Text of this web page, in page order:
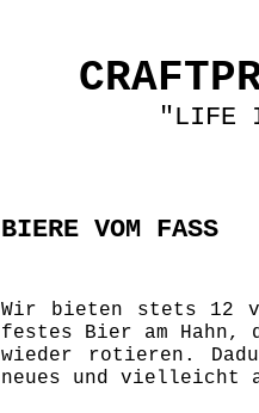
"LIFE
BIERE VOM FASS
Wir bieten stets 12
festes Bier am
wieder rotieren.
neues und vielleicht